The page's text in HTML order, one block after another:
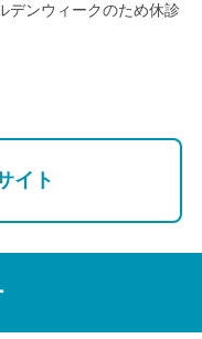
デンウィークのため休診
イト